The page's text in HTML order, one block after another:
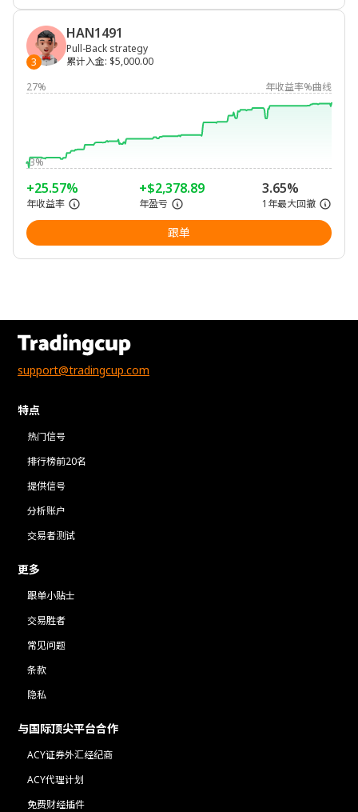
3
HAN1491
Pull-Back strategy
累计入金: $5,000.00
27%
年收益率%曲线
-3%
+25.57%
年收益率
+$2,378.89
年盈亏
3.65%
1年最大回撤
跟单
support@tradingcup.com
特点
热门信号
排行榜前20名
提供信号
分析账户
交易者测试
更多
跟单小贴士
交易胜者
常见问题
条款
隐私
与国际顶尖平台合作
ACY证券外汇经纪商
ACY代理计划
免费财经插件